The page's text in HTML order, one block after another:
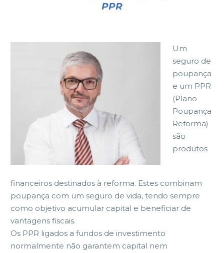
PPR
Um
seguro de
poupança
e um PPR
(Plano
Poupança
Reforma)
são
produtos
financeiros destinados à reforma. Estes combinam
poupança com um seguro de vida, tendo sempre
como objetivo acumular capital e beneficiar de
vantagens fiscais.
Os PPR ligados a fundos de investimento
normalmente não garantem capital nem